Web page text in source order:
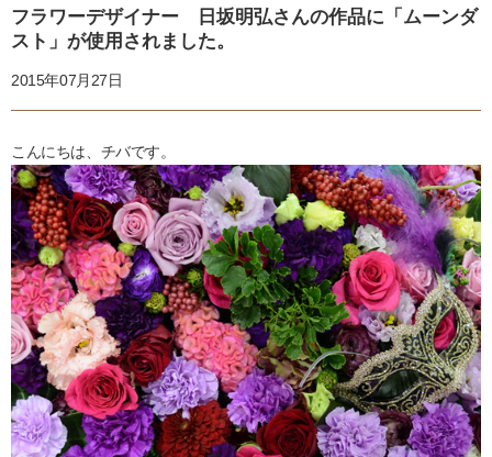
フラワーデザイナー 日坂明弘さんの作品に「ムーンダ
スト」が使用されました。
2015年07月27日
こんにちは、チバです。